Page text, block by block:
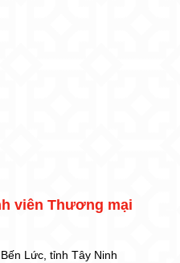
viên Thương mại
Lức, tỉnh Tây Ninh